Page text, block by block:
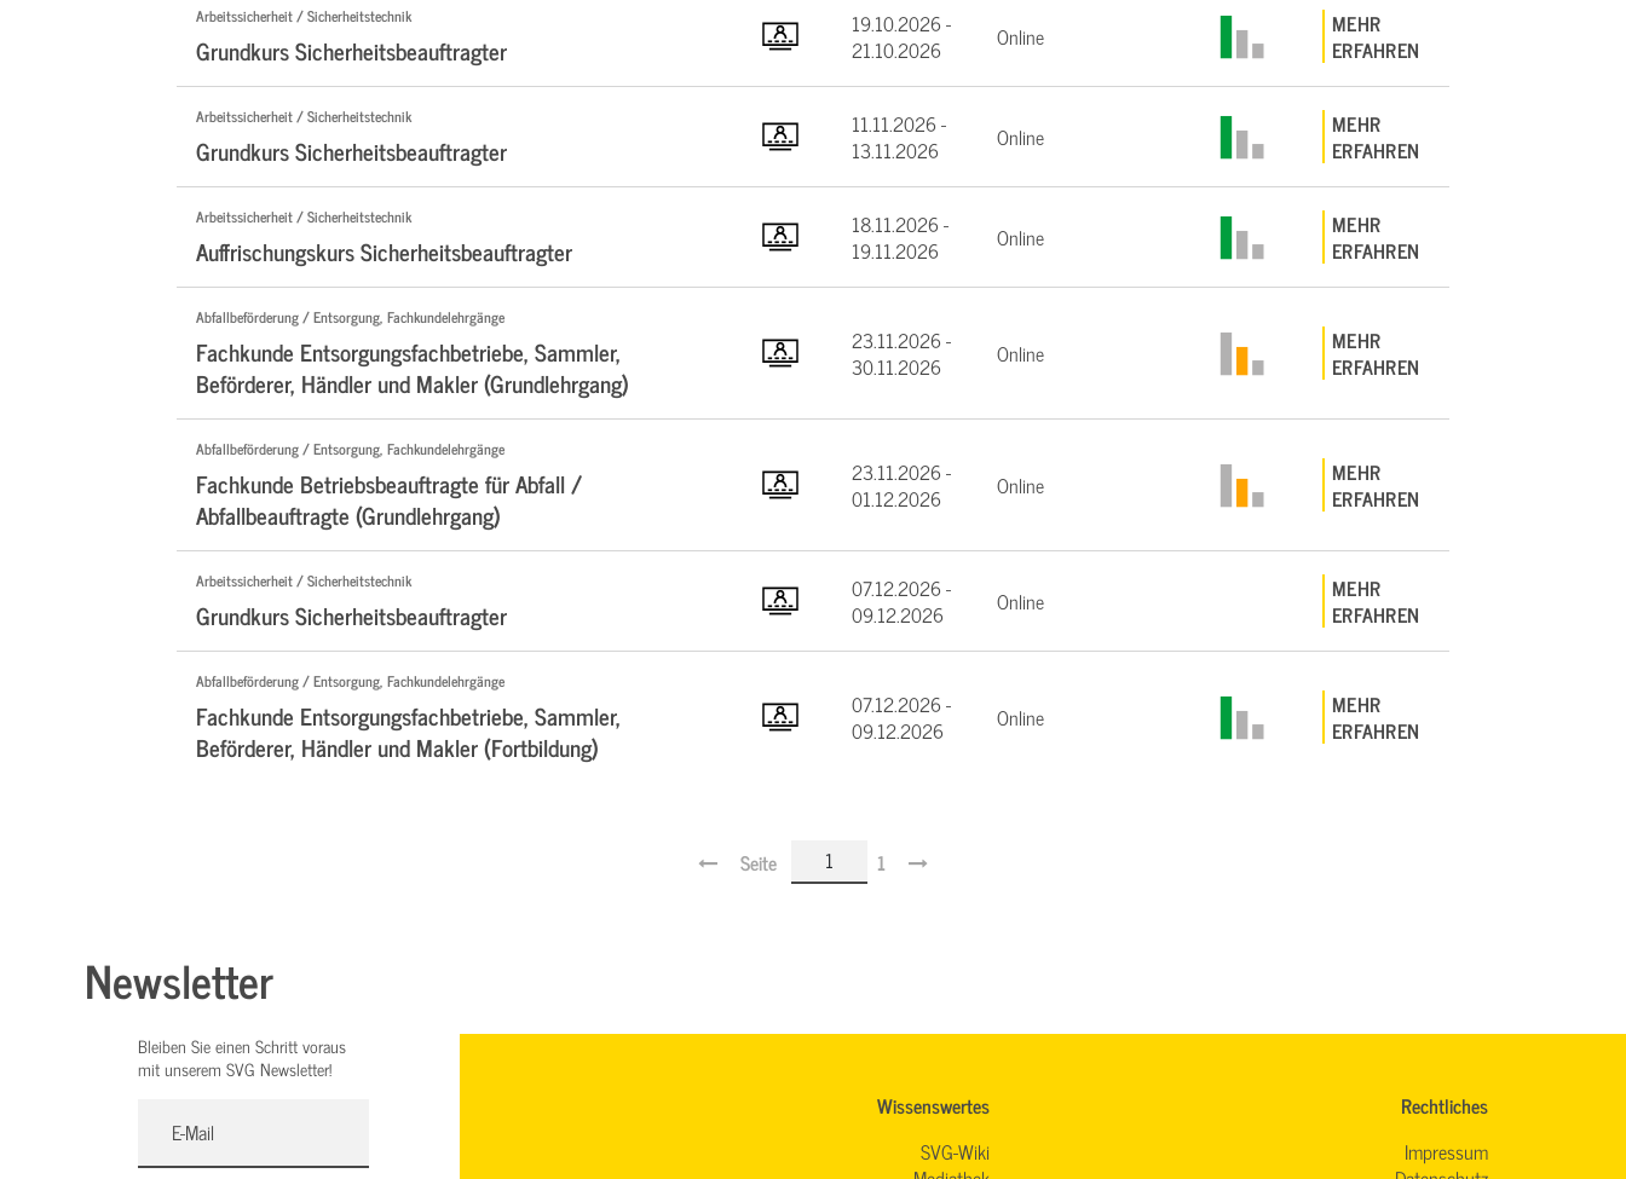
Arbeitssicherheit / Sicherheitstechnik
Grundkurs Sicherheitsbeauftragter
19.10.2026 -
21.10.2026
Online
MEHR
ERFAHREN
Arbeitssicherheit / Sicherheitstechnik
Grundkurs Sicherheitsbeauftragter
11.11.2026 -
13.11.2026
Online
MEHR
ERFAHREN
Arbeitssicherheit / Sicherheitstechnik
Auffrischungskurs Sicherheitsbeauftragter
18.11.2026 -
19.11.2026
Online
MEHR
ERFAHREN
Abfallbeförderung / Entsorgung, Fachkundelehrgänge
Fachkunde Entsorgungsfachbetriebe, Sammler,
Beförderer, Händler und Makler (Grundlehrgang)
23.11.2026 -
30.11.2026
Online
MEHR
ERFAHREN
Abfallbeförderung / Entsorgung, Fachkundelehrgänge
Fachkunde Betriebsbeauftragte für Abfall /
Abfallbeauftragte (Grundlehrgang)
23.11.2026 -
01.12.2026
Online
MEHR
ERFAHREN
Arbeitssicherheit / Sicherheitstechnik
Grundkurs Sicherheitsbeauftragter
07.12.2026 -
09.12.2026
Online
MEHR
ERFAHREN
Abfallbeförderung / Entsorgung, Fachkundelehrgänge
Fachkunde Entsorgungsfachbetriebe, Sammler,
Beförderer, Händler und Makler (Fortbildung)
07.12.2026 -
09.12.2026
Online
MEHR
ERFAHREN
Seite 1
Newsletter
Bleiben Sie einen Schritt voraus
mit unserem SVG Newsletter!
Wissenswertes
SVG-Wiki
Rechtliches
Impressum